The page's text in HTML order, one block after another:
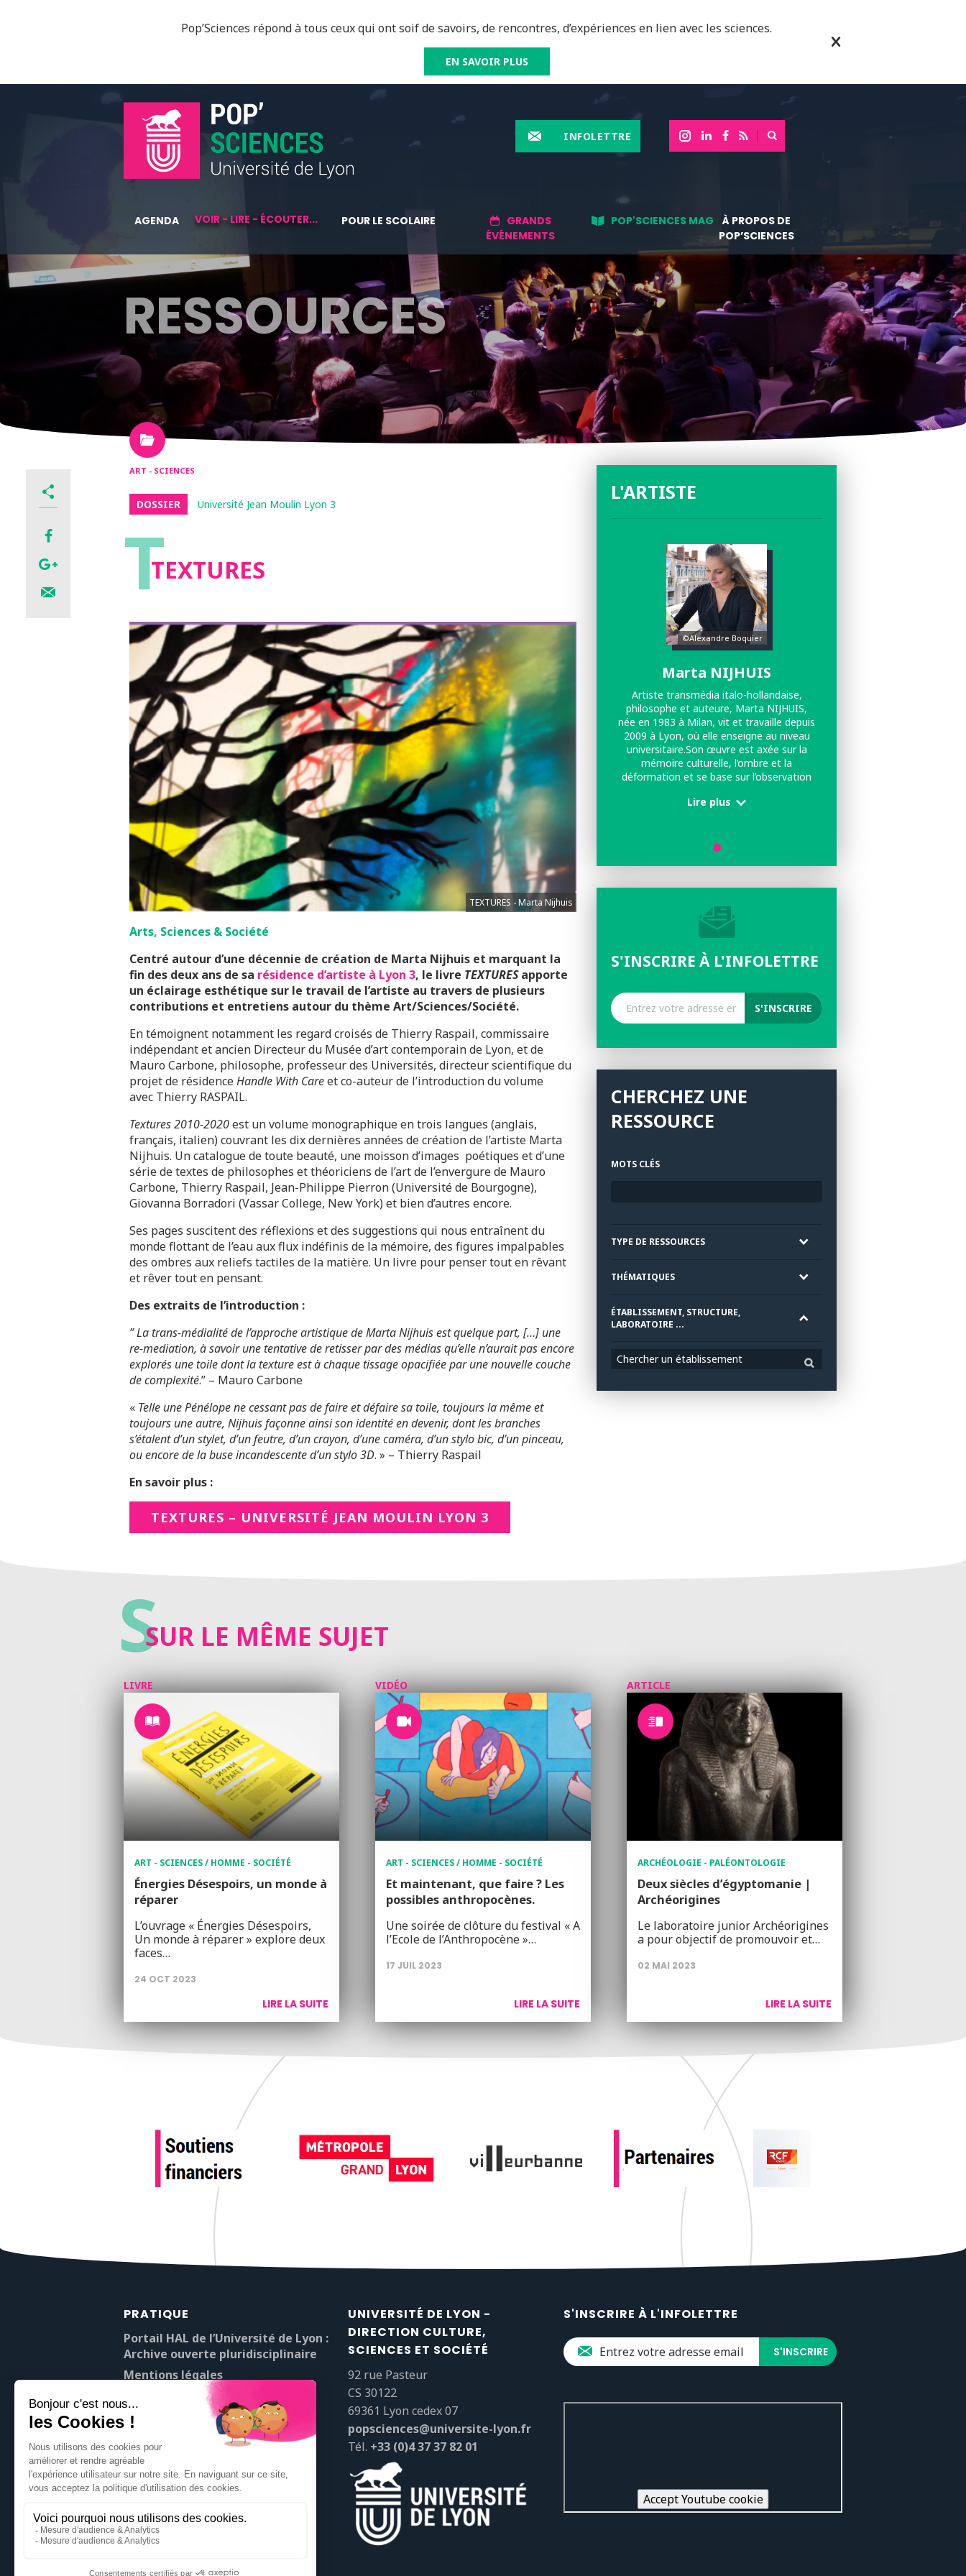
Pop’Sciences répond à tous ceux qui ont soif de savoirs, de rencontres, d’expériences en lien avec les sciences.
EN SAVOIR PLUS
INFOLETTRE
AGENDA VOIR - LIRE - ÉCOUTER... POUR LE SCOLAIRE
GRANDS
ÉVÉNEMENTS
POP'SCIENCES MAG
À PROPOS DE
POP’SCIENCES
RESSOURCES
ART - SCIENCES
DOSSIER Université Jean Moulin Lyon 3
TTEXTURES
TEXTURES - Marta Nijhuis
Arts, Sciences & Société
Centré autour d’une décennie de création de Marta Nijhuis et marquant la
fin des deux ans de sa résidence d’artiste à Lyon 3, le livre TEXTURESapporte
un éclairage esthétique sur le travail de l’artiste au travers de plusieurs
contributions et entretiens autour du thème Art/Sciences/Société.
En témoignent notamment les regard croisés de Thierry Raspail, commissaire
indépendant et ancien Directeur du Musée d’art contemporain de Lyon, et de
Mauro Carbone, philosophe, professeur des Universités, directeur scientifique du
projet de résidenceHandle With Careet co-auteur de l’introduction du volume
avec Thierry RASPAIL.
Textures 2010-2020est un volume monographique en trois langues (anglais,
français, italien) couvrant les dix dernières années de création de l’artiste Marta
Nijhuis. Un catalogue de toute beauté, une moisson d’images poétiques et d’une
série de textes de philosophes et théoriciens de l’art de l’envergure de Mauro
Carbone, Thierry Raspail, Jean-Philippe Pierron (Université de Bourgogne),
Giovanna Borradori (Vassar College, New York) et bien d’autres encore.
Ses pages suscitent des réflexions et des suggestions qui nous entraînent du
monde flottant de l’eau aux flux indéfinis de la mémoire, des figures impalpables
des ombres aux reliefs tactiles de la matière. Un livre pour penser tout en rêvant
et rêver tout en pensant.
Des extraits de l’introduction :
” La trans-médialité de l’approche artistique de Marta Nijhuis est quelque part, […] une
re-mediation, à savoir une tentative de retisser par des médias qu’elle n’aurait pas encore
explorés une toile dont la texture est à chaque tissage opacifiée par une nouvelle couche
de complexité.” – Mauro Carbone
« Telle une Pénélope ne cessant pas de faire et défaire sa toile, toujours la même et
toujours une autre, Nijhuis façonne ainsi son identité en devenir, dont les branches
s’étalent d’un stylet, d’un feutre, d’un crayon, d’une caméra, d’un stylo bic, d’un pinceau,
ou encore de la buse incandescente d’un stylo 3D. » – Thierry Raspail
En savoir plus :
TEXTURES – UNIVERSITÉ JEAN MOULIN LYON 3
L'ARTISTE
©Alexandre Boquier
Marta NIJHUIS
Artiste transmédia italo-hollandaise,
philosophe et auteure, Marta NIJHUIS,
née en 1983 à Milan, vit et travaille depuis
2009 à Lyon, où elle enseigne au niveau
universitaire.Son œuvre est axée sur la
mémoire culturelle, l’ombre et la
déformation et se base sur l’observation
lecture philosophique de la notion de
travail artistique a été exposé dans des
Lire plus
S'INSCRIRE À L'INFOLETTRE
CHERCHEZ UNE
RESSOURCE
MOTS CLÉS
TYPE DE RESSOURCES
THÉMATIQUES
ÉTABLISSEMENT, STRUCTURE,
LABORATOIRE ...
Chercher un établissement
SSUR LE MÊME SUJET
LIVRE
ART - SCIENCES / HOMME - SOCIÉTÉ
Énergies Désespoirs, un monde à
réparer
L’ouvrage « Énergies Désespoirs,
Un monde à réparer » explore deux
faces…
24 OCT 2023
LIRE LA SUITE
VIDÉO
ART - SCIENCES / HOMME - SOCIÉTÉ
Et maintenant, que faire ? Les
possibles anthropocènes.
Une soirée de clôture du festival « A
l’Ecole de l’Anthropocène »…
17 JUIL 2023
LIRE LA SUITE
ARTICLE
ARCHÉOLOGIE - PALÉONTOLOGIE
Deux siècles d’égyptomanie |
Archéorigines
Le laboratoire junior Archéorigines
a pour objectif de promouvoir et…
02 MAI 2023
LIRE LA SUITE
PRATIQUE
Portail HAL de l’Université de Lyon :
Archive ouverte pluridisciplinaire
Mentions légales
À propos de Pop’Sciences
Contact
UNIVERSITÉ DE LYON -
DIRECTION CULTURE,
SCIENCES ET SOCIÉTÉ
92 rue Pasteur
CS 30122
69361 Lyon cedex 07
popsciences@universite-lyon.fr
Tél. +33 (0)4 37 37 82 01
S'INSCRIRE À L'INFOLETTRE
Accept Youtube cookie